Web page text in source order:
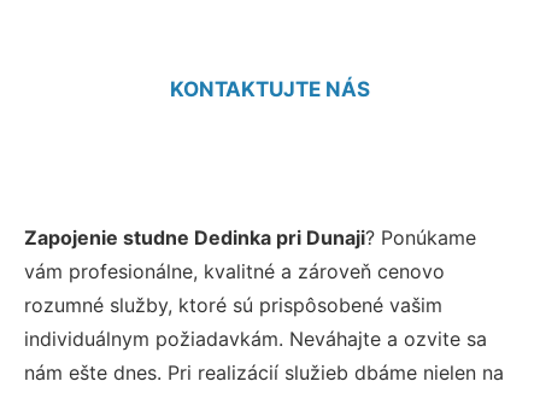
KONTAKTUJTE NÁS
Zapojenie studne Dedinka pri Dunaji? Ponúkame
vám profesionálne, kvalitné a zároveň cenovo
rozumné služby, ktoré sú prispôsobené vašim
individuálnym požiadavkám. Neváhajte a ozvite sa
nám ešte dnes. Pri realizácií služieb dbáme nielen na